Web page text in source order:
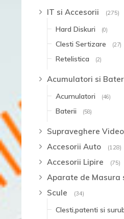
IT si Accesorii (275)
Hard Diskuri (0)
Clesti Sertizare (27)
Retelistica (2)
Acumulatori si
Acumulatori (46)
Baterii (58)
Supraveghere Video
Accesorii Auto (128)
Accesorii Lipire (75)
Aparate de Masura
Scule (34)
Clesti,patenti si